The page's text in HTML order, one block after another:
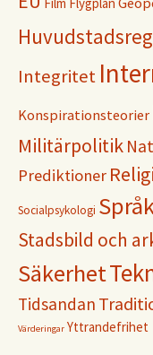
Integritet
Konspirationsteorier
Militärpolitik
Prediktioner
Socialpsykologi
Stadsbild och
Säkerhet
Tidsandan
Värderingar Yttrandefrihet